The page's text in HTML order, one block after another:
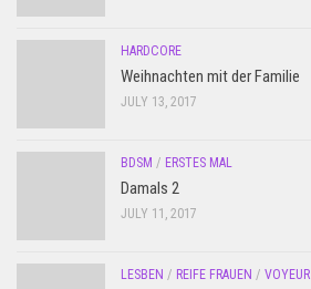
HARDCORE
Weihnachten mit der Familie
JULY 13, 2017
BDSM / ERSTES MAL
Damals 2
JULY 11, 2017
LESBEN / REIFE FRAUEN / VOYEUR